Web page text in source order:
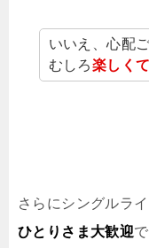
いいえ、心配
むしろ楽しく
さらにシングルラ
ひとりさま大歓迎